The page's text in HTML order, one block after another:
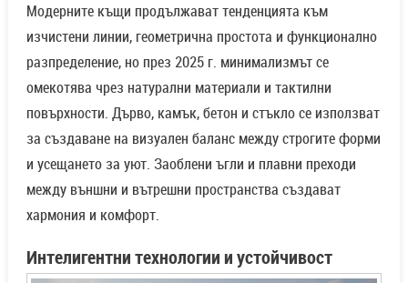
Модерните къщи продължават тенденцията към
изчистени линии, геометрична простота и функционално
разпределение, но през 2025 г. минимализмът се
омекотява чрез натурални материали и тактилни
повърхности. Дърво, камък, бетон и стъкло се използват
за създаване на визуален баланс между строгите форми
и усещането за уют. Заоблени ъгли и плавни преходи
между външни и вътрешни пространства създават
хармония и комфорт.
Интелигентни технологии и устойчивост